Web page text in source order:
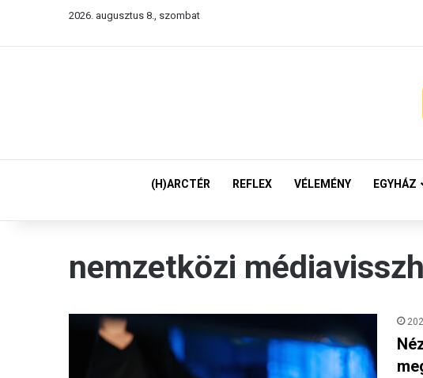
2026. augusztus 8., szombat
(H)ARCTÉR REFLEX VÉLEMÉNY EGYHÁZ
nemzetközi